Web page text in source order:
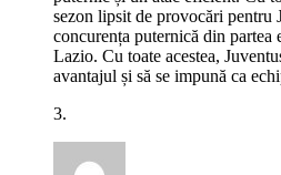
sezon lipsit de provocări pentru
concurența puternică din
Lazio. Cu toate acestea,
avantajul și să se impună ca
3.